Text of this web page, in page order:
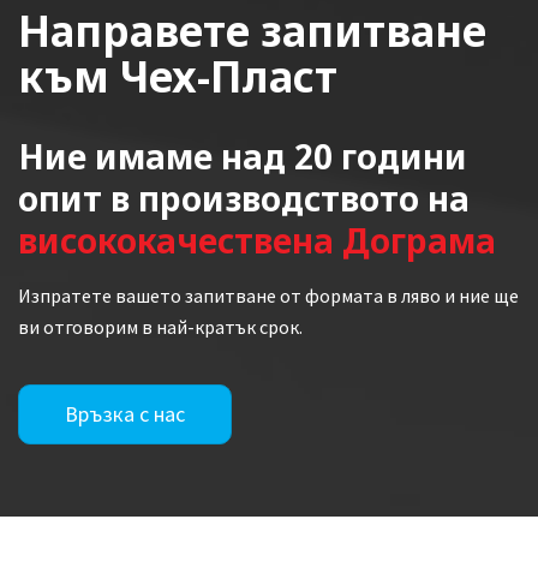
Направете запитване
към Чех-Пласт
Ние имаме над 20 години
опит в производството на
висококачествена Дограма
Изпратете вашето запитване от формата в ляво и ние ще
ви отговорим в най-кратък срок.
Връзка с нас